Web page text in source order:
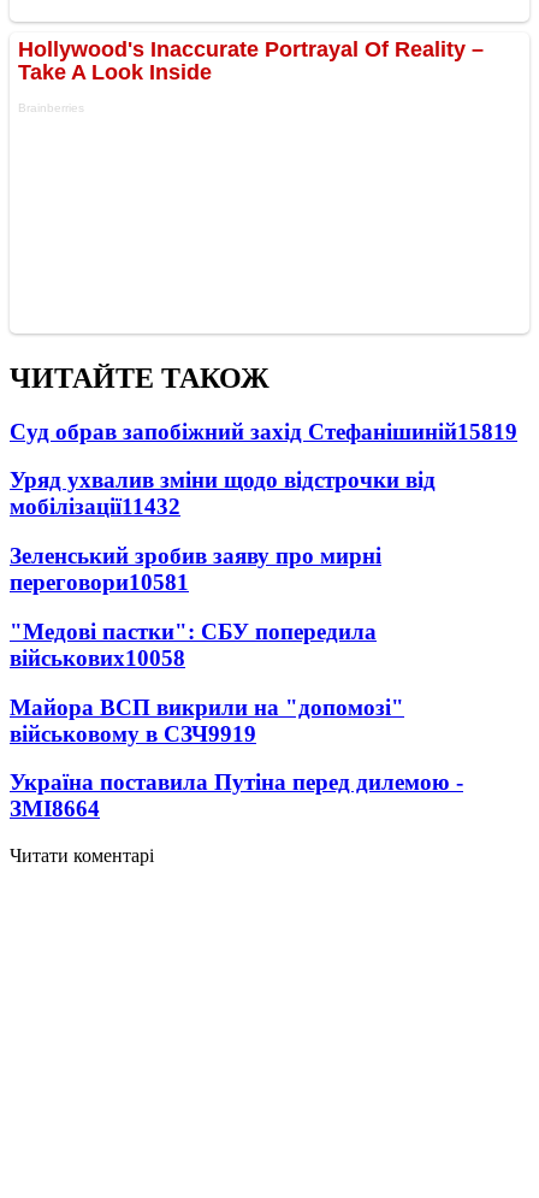
ЧИТАЙТЕ ТАКОЖ
Суд обрав запобіжний захід Стефанішиній15819
Уряд ухвалив зміни щодо відстрочки від
мобілізації11432
Зеленський зробив заяву про мирні
переговори10581
"Медові пастки": СБУ попередила
військових10058
Майора ВСП викрили на "допомозі"
військовому в СЗЧ9919
Україна поставила Путіна перед дилемою -
ЗМІ8664
Читати коментарі